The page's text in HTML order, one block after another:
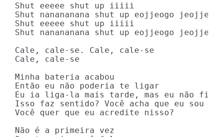
Shut eeeee shut up iiiii
Shut nanananana shut up eojjeogo
Shut eeeee shut up iiiii
Shut nanananana shut up eojjeogo
Cale, cale-se. Cale, cale-se
Cale, cale-se
Minha bateria acabou
Então eu não poderia te ligar
Eu ia liga-la mais tarde, mas eu não fiz
Isso faz sentido? Você acha que eu sou
Você quer que eu acredite nisso?
Não é a primeira vez